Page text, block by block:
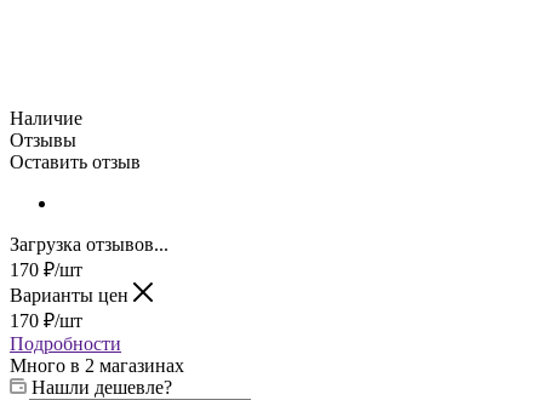
Наличие
Отзывы
Оставить отзыв
Загрузка отзывов...
170 ₽/шт
Варианты цен
170 ₽/шт
Подробности
Много в 2 магазинах
Нашли дешевле?